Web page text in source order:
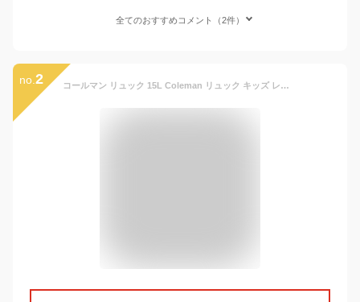
全てのおすすめコメント（2件）
no. 2 コールマン リュック 15L Coleman リュック キッズ レディース リュックサック レディース WALKER15 ウォーカー15 デイパック バックパック A4 タウン デイリー 通学 通勤 旅行 遠足 トレッキング アウトドア 小さめ ブランド メンズ ジュニア 男の子 女の子 撥水